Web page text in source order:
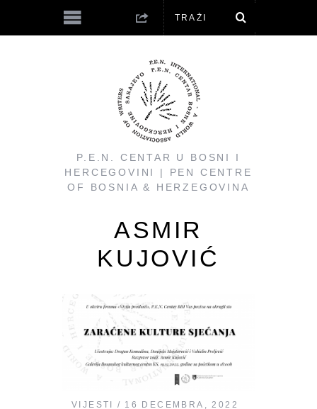
P.E.N. CENTAR U BOSNI I
HERCEGOVINI | PEN CENTRE
OF BOSNIA & HERZEGOVINA
ASMIR
KUJOVIĆ
VIJESTI 16 DECEMBRA, 2022